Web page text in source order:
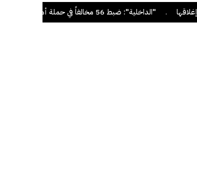
. "الداخلية": ضبط 56 مخالفاً في حملة أمنية مشتركة بالتعاون مع "القوى العاملة"